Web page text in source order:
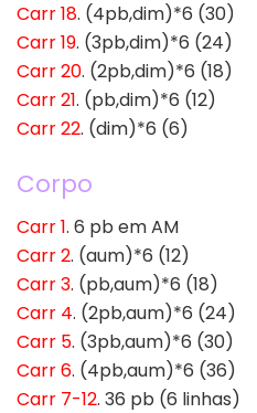
Carr 18. (4pb,dim)*6 (30)
Carr 19. (3pb,dim)*6 (24)
Carr 20. (2pb,dim)*6 (18)
Carr 21. (pb,dim)*6 (12)
Carr 22. (dim)*6 (6)
Corpo
Carr 1. 6 pb em AM
Carr 2. (aum)*6 (12)
Carr 3. (pb,aum)*6 (18)
Carr 4. (2pb,aum)*6 (24)
Carr 5. (3pb,aum)*6 (30)
Carr 6. (4pb,aum)*6 (36)
Carr 7-12. 36 pb (6 linhas)